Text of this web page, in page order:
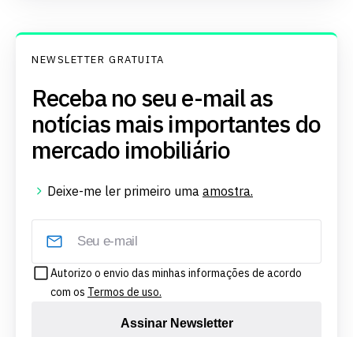
NEWSLETTER GRATUITA
Receba no seu e-mail as
notícias mais importantes do
mercado imobiliário
Deixe-me ler primeiro uma amostra.
Autorizo o envio das minhas informações de acordo
com os Termos de uso.
Assinar Newsletter